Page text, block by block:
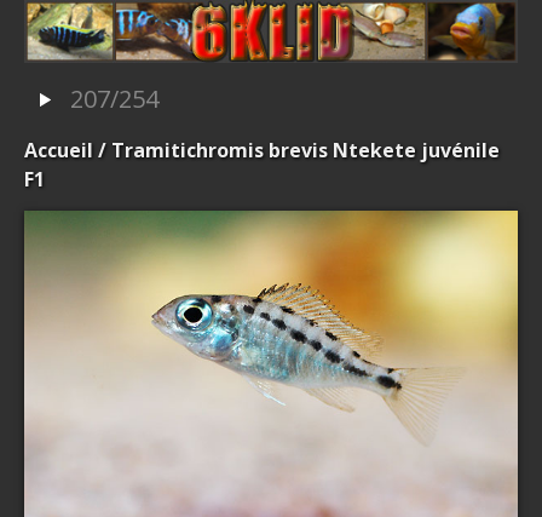
207/254
Accueil / Tramitichromis brevis Ntekete juvénile
F1